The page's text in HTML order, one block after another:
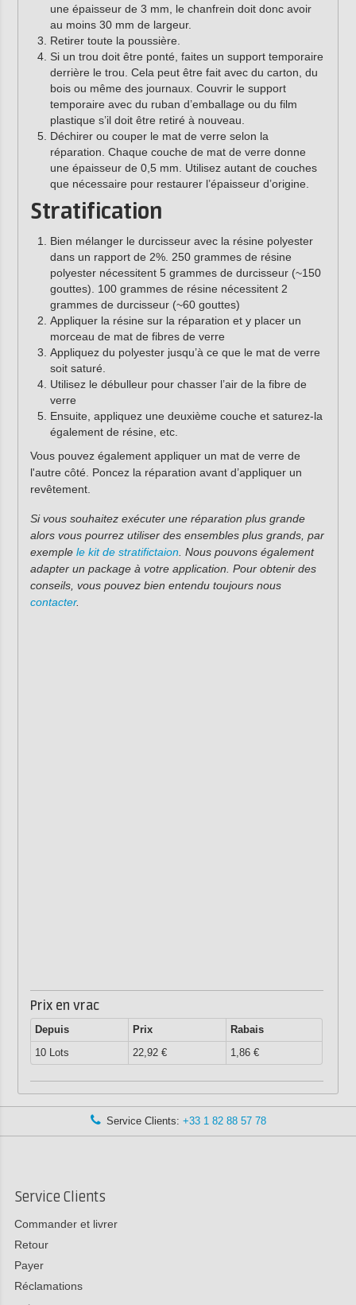
une épaisseur de 3 mm, le chanfrein doit donc avoir
au moins 30 mm de largeur.
Retirer toute la poussière.
Si un trou doit être ponté, faites un support temporaire
derrière le trou. Cela peut être fait avec du carton, du
bois ou même des journaux. Couvrir le support
temporaire avec du ruban d’emballage ou du film
plastique s’il doit être retiré à nouveau.
Déchirer ou couper le mat de verre selon la
réparation. Chaque couche de mat de verre donne
une épaisseur de 0,5 mm. Utilisez autant de couches
que nécessaire pour restaurer l’épaisseur d’origine.
Stratification
Bien mélanger le durcisseur avec la résine polyester
dans un rapport de 2%. 250 grammes de résine
polyester nécessitent 5 grammes de durcisseur (~150
gouttes). 100 grammes de résine nécessitent 2
grammes de durcisseur (~60 gouttes)
Appliquer la résine sur la réparation et y placer un
morceau de mat de fibres de verre
Appliquez du polyester jusqu’à ce que le mat de verre
soit saturé.
Utilisez le débulleur pour chasser l’air de la fibre de
verre
Ensuite, appliquez une deuxième couche et saturez-la
également de résine, etc.
Vous pouvez également appliquer un mat de verre de
l'autre côté. Poncez la réparation avant d’appliquer un
revêtement.
Si vous souhaitez exécuter une réparation plus grande
alors vous pourrez utiliser des ensembles plus grands, par
exemple le kit de stratifictaion. Nous pouvons également
adapter un package à votre application. Pour obtenir des
conseils, vous pouvez bien entendu toujours nous
contacter.
Prix en vrac
Depuis Prix
Rabais
10 Lots
22,92 € 1,86 €
Service Clients: +33 1 82 88 57 78
Service Clients
Commander et livrer
Retour
Payer
Réclamations